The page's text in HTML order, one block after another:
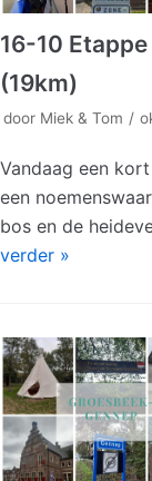
16-10
(19km)
door Miek & Tom
Vandaag een
een
bos en de
verder »